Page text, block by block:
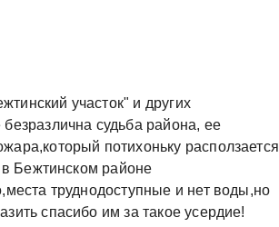
участок" и других
судьба района, ее
потихоньку расползается
Бежтинском районе
труднодоступные и нет воды,но
спасибо им за такое усердие!